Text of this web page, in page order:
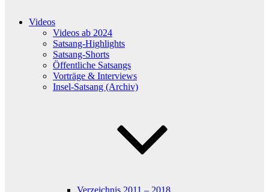
Videos
Videos ab 2024
Satsang-Highlights
Satsang-Shorts
Öffentliche Satsangs
Vorträge & Interviews
Insel-Satsang (Archiv)
Verzeichnis 2011 – 2018